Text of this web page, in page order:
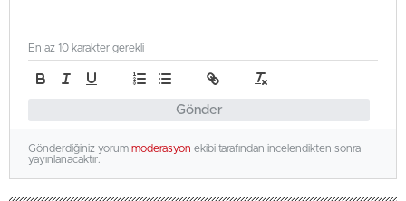
Gönder
En az 10 karakter gerekli
Gönderdiğiniz yorum moderasyon ekibi tarafından incelendikten sonra
yayınlanacaktır.